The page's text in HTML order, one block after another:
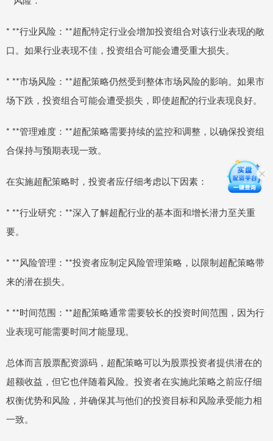
* **行业风险：**超配特定行业会增加投资组合对该行业表现的敞
口。如果行业表现不佳，投资组合可能会遭受重大损失。
* **市场风险：**超配策略仍然受到整体市场风险的影响。如果市
场下跌，投资组合可能会遭受损失，即使超配的行业表现良好。
* **管理难度：**超配策略需要持续的监控和调整，以确保投资组
合保持与预期表现一致。
在实施超配策略时，投资者应仔细考虑以下因素：
* **行业研究：**深入了解超配行业的基本面和增长潜力至关重
要。
* **风险管理：**投资者应制定风险管理策略，以限制超配策略带
来的潜在损失。
* **时间范围：**超配策略通常需要较长的投资时间范围，因为行
业表现可能需要时间才能显现。
总体而言股票配资源码，超配策略可以为股票投资者提供潜在的
超额收益，但它也伴随着风险。投资者在实施此策略之前应仔细
权衡优势和风险，并确保其与他们的投资目标和风险承受能力相
一致。